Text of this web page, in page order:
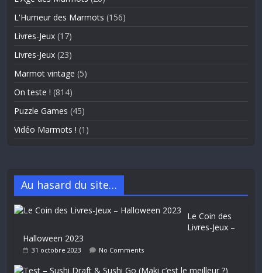
L'Humeur des Marmots (156)
Livres-Jeux (17)
Livres-Jeux (23)
Marmot vintage (5)
On teste ! (814)
Puzzle Games (45)
Vidéo Marmots ! (1)
Au hasard du site…
Le Coin des
Livres-Jeux –
Halloween 2023
31 octobre 2023 No Comments